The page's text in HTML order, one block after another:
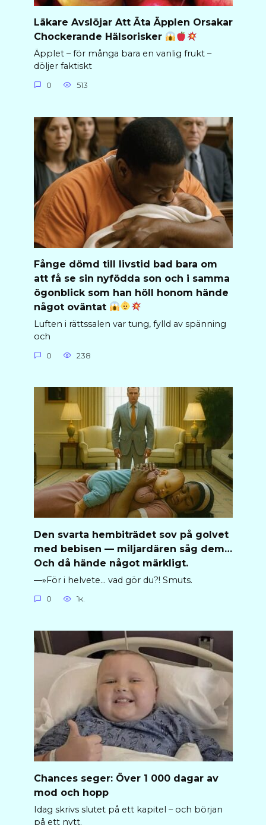
Läkare Avslöjar Att Äta Äpplen Orsakar
Chockerande Hälsorisker
Äpplet – för många bara en vanlig frukt –
döljer faktiskt
0 513
Fånge dömd till livstid bad bara om
att få se sin nyfödda son och i samma
ögonblick som han höll honom hände
något oväntat
Luften i rättssalen var tung, fylld av spänning
och
0 238
Den svarta hembiträdet sov på golvet
med bebisen — miljardären såg dem…
Och då hände något märkligt.
—»För i helvete… vad gör du?! Smuts.
0 1к.
Chances seger: Över 1 000 dagar av
mod och hopp
Idag skrivs slutet på ett kapitel – och början
på ett nytt.